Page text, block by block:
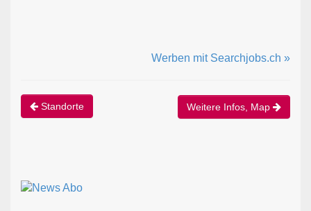
Werben mit Searchjobs.ch »
Standorte Weitere Infos, Map